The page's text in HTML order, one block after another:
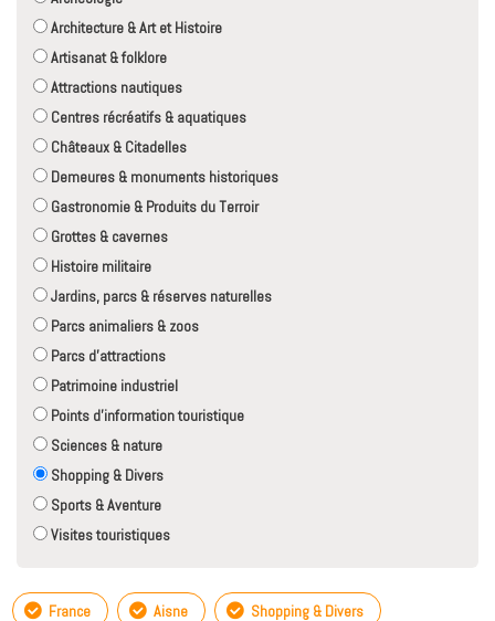
Architecture & Art et Histoire
Artisanat & folklore
Attractions nautiques
Centres récréatifs & aquatiques
Châteaux & Citadelles
Demeures & monuments historiques
Gastronomie & Produits du Terroir
Grottes & cavernes
Histoire militaire
Jardins, parcs & réserves naturelles
Parcs animaliers & zoos
Parcs d'attractions
Patrimoine industriel
Points d'information touristique
Sciences & nature
Shopping & Divers
Sports & Aventure
Visites touristiques
France Aisne Shopping & Divers